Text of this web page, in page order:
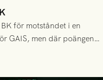
för motståndet i en
GAIS, men där poängen